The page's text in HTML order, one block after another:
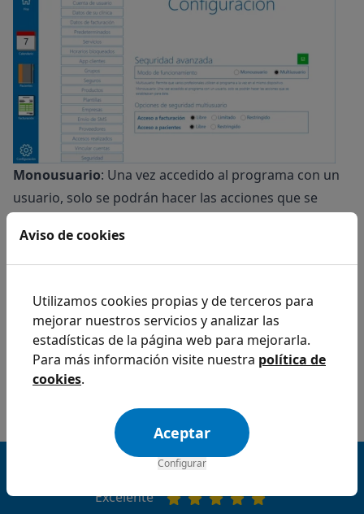
Monousuario: Una vez accedido al programa con un
usuario, solo se podrán hacer las acciones que se
Excelente
Aviso de cookies
Utilizamos cookies propias y de terceros para
mejorar nuestros servicios y analizar las
estadísticas de la página web para mejorarla.
Para más información visite nuestra política de
cookies.
Aceptar
Configurar